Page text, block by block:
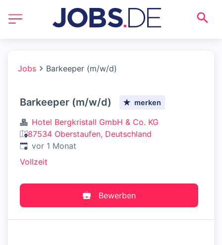
Jobs Barkeeper (m/w/d)
Barkeeper (m/w/d) merken
Hotel Bergkristall GmbH & Co. KG
87534 Oberstaufen, Deutschland
Veröffentlicht:
vor 1 Monat
Vollzeit
Bewerben